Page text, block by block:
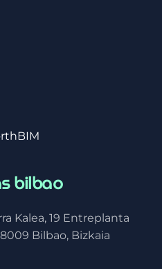
bilbao
Kalea, 19 Entreplanta
Bilbao, Bizkaia